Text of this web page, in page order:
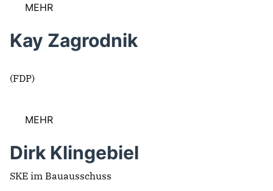
MEHR
Kay Zagrodnik
(FDP)
MEHR
Dirk Klingebiel
SKE im Bauausschuss